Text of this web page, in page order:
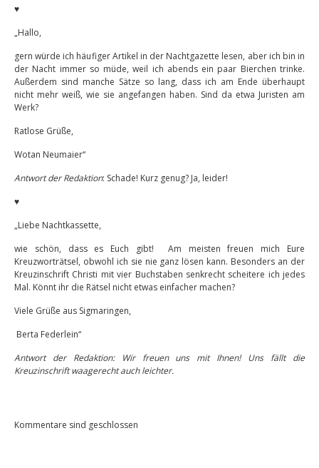
♥
„Hallo,
gern würde ich häufiger Artikel in der Nachtgazette lesen, aber ich bin in
der Nacht immer so müde, weil ich abends ein paar Bierchen trinke.
Außerdem sind manche Sätze so lang, dass ich am Ende überhaupt
nicht mehr weiß, wie sie angefangen haben. Sind da etwa Juristen am
Werk?
Ratlose Grüße,
Wotan Neumaier“
Antwort der Redaktion: Schade! Kurz genug? Ja, leider!
♥
„Liebe Nachtkassette,
wie schön, dass es Euch gibt! Am meisten freuen mich Eure
Kreuzworträtsel, obwohl ich sie nie ganz lösen kann. Besonders an der
Kreuzinschrift Christi mit vier Buchstaben senkrecht scheitere ich jedes
Mal. Könnt ihr die Rätsel nicht etwas einfacher machen?
Viele Grüße aus Sigmaringen,
Berta Federlein“
Antwort der Redaktion: Wir freuen uns mit Ihnen! Uns fällt die
Kreuzinschrift waagerecht auch leichter.
Kommentare sind geschlossen